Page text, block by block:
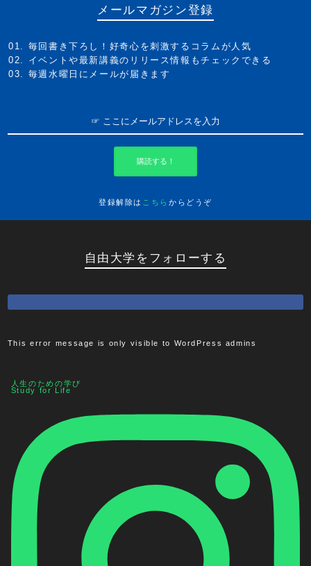
メールマガジン登録
毎回書き下ろし！好奇心を刺激するコラムが人気
イベントや最新講義のリリース情報もチェックできる
毎週水曜日にメールが届きます
購読する！
登録解除は こちら からどうぞ
自由大学をフォローする
This error message is only visible to WordPress admins
人生のための学び
Study for Life